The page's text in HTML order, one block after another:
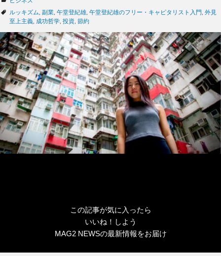
テ
ゴ
ー
タ
グ
ルッキズム 副業 午堂登紀雄 午堂登紀雄のフリー・キャピタリスト入門
外見
至上主義 成功哲学 投資 節約
この記事が気に入ったら
いいね！しよう
MAG2 NEWSの最新情報をお届け